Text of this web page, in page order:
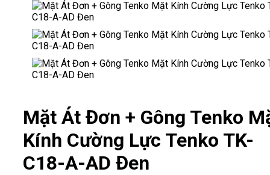
Mặt Át Đơn + Gông Tenko
Kính Cường Lực Tenko TK-
C18-A-AD Đen